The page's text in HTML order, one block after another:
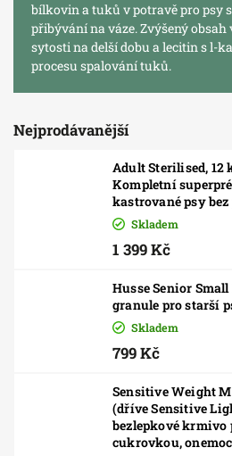
bílkovin a tuků v potravě pro psy
přibývání na váze. Zvýšený
sytosti na delší dobu a lecitin s l-
procesu spalování tuků.
Nejprodávanější
Adult Sterilised, 12
Kompletní
kastrované psy bez
Skladem
1 399 Kč
Husse Senior Small
granule pro starší
Skladem
799 Kč
Sensitive Weight
(dříve Sensitive
bezlepkové krmivo
cukrovkou,